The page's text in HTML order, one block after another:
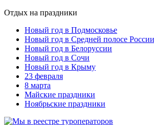
Отдых на праздники
Новый год в Подмосковье
Новый год в Средней полосе России
Новый год в Белоруссии
Новый год в Сочи
Новый год в Крыму
23 февраля
8 марта
Майские праздники
Ноябрьские праздники